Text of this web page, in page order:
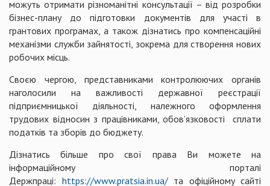
можуть отримати різноманітні консультації – від розробки
бізнес-плану до підготовки документів для участі в
грантових програмах, а також дізнатись про компенсаційні
механізми служби зайнятості, зокрема для створення нових
робочих місць.
Своєю чергою, представниками контролюючих органів
наголосили на важливості державної реєстрації
підприємницької діяльності, належного оформлення
трудових відносин з працівниками, обов’язковості сплати
податків та зборів до бюджету.
Дізнатись більше про свої права Ви можете на
інформаційному порталі
Держпраці: https://www.pratsia.in.ua/та офіційному сайті